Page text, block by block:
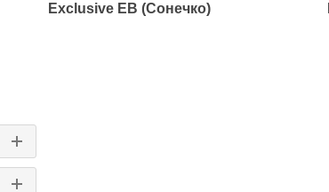
Exclusive EB (Сонечко)